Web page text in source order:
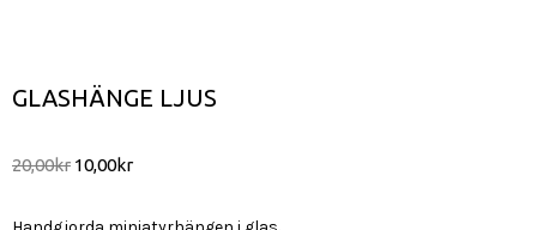
GLASHÄNGE LJUS
20,00kr Det
priset
10,00krDet
priset